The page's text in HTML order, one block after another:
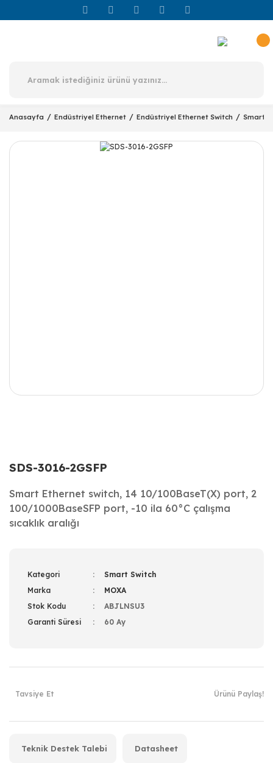
Anasayfa Endüstriyel Ethernet Endüstriyel Ethernet Switch Smart
SDS-3016-2GSFP
Smart Ethernet switch, 14 10/100BaseT(X) port, 2
100/1000BaseSFP port, -10 ila 60°C çalışma
sıcaklık aralığı
Kategori
Smart Switch
Marka
MOXA
Stok Kodu
ABJLNSU3
Garanti Süresi
60 Ay
Tavsiye Et Ürünü Paylaş!
Teknik Destek Talebi Datasheet